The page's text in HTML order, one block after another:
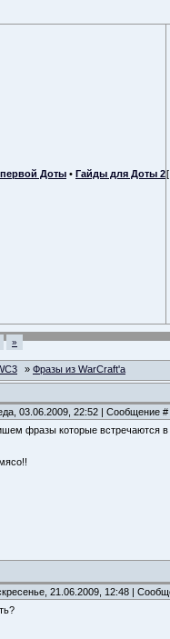
Доты • Гайды для Доты 2
»
» Фразы из WarCraft'a
03.06.2009, 22:52 | Сообщение #
фразы которые встречаются
21.06.2009, 12:48 |